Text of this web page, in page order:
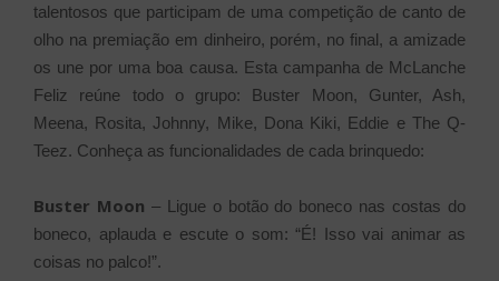
talentosos que participam de uma competição de canto de
olho na premiação em dinheiro, porém, no final, a amizade
os une por uma boa causa. Esta campanha de McLanche
Feliz reúne todo o grupo: Buster Moon, Gunter, Ash,
Meena, Rosita, Johnny, Mike, Dona Kiki, Eddie e The Q-
Teez. Conheça as funcionalidades de cada brinquedo:
Buster Moon – Ligue o botão do boneco nas costas do
boneco, aplauda e escute o som: “É! Isso vai animar as
coisas no palco!”.